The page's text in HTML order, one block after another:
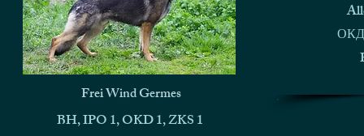
Frei Wind Germes
BH, IPO 1, OKD 1, ZKS 1